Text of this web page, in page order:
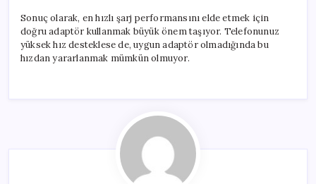
Sonuç olarak, en hızlı şarj performansını elde etmek için
doğru adaptör kullanmak büyük önem taşıyor. Telefonunuz
yüksek hız desteklese de, uygun adaptör olmadığında bu
hızdan yararlanmak mümkün olmuyor.